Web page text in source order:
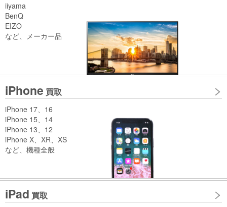
iiyama
BenQ
EIZO
など、メーカー品
iPhone 買取
iPhone 17、16
iPhone 15、14
iPhone 13、12
iPhone X、XR、XS
など、機種全般
iPad 買取